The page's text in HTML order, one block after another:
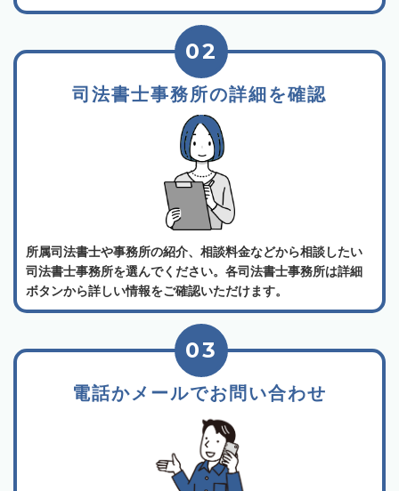
司法書士事務所の詳細を確認
02
所属司法書士や事務所の紹介、相談料金などから相談したい
司法書士事務所を選んでください。各司法書士事務所は詳細
ボタンから詳しい情報をご確認いただけます。
電話かメールでお問い合わせ
03